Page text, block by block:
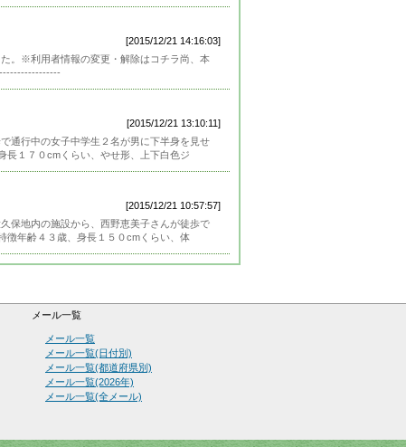
[2015/12/21 14:16:03]
。※利用者情報の変更・解除はコチラ尚、本
[2015/12/21 13:10:11]
通行中の女子中学生２名が男に下半身を見せ
長１７０cmくらい、やせ形、上下白色ジ
[2015/12/21 10:57:57]
保地内の施設から、西野恵美子さんが徒歩で
徴年齢４３歳、身長１５０cmくらい、体
メール一覧
メール一覧
メール一覧(日付別)
メール一覧(都道府県別)
メール一覧(2026年)
メール一覧(全メール)